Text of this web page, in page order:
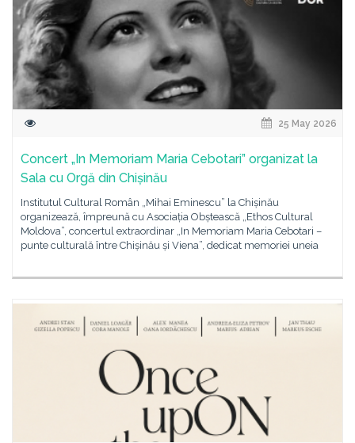
25 May 2026
Concert „In Memoriam Maria Cebotari” organizat la
Sala cu Orgă din Chișinău
Institutul Cultural Român „Mihai Eminescu” la Chișinău
organizează, împreună cu Asociația Obștească „Ethos Cultural
Moldova”, concertul extraordinar „In Memoriam Maria Cebotari –
punte culturală între Chișinău și Viena”, dedicat memoriei uneia